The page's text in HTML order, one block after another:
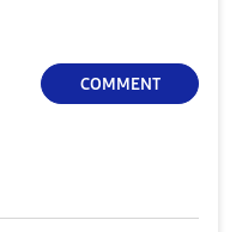
COMMENT